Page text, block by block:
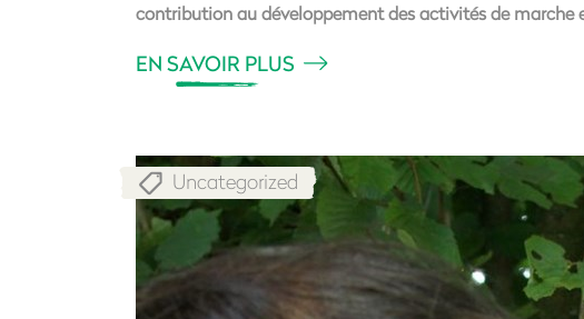
contribution au développement des activités de marche
EN SAVOIR PLUS
Uncategorized